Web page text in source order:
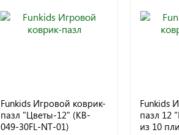
Funkids Игровой коврик-
пазл "Цветы-12" (KB-
049-30FL-NT-01)
Funkids
пазл 12
из 10